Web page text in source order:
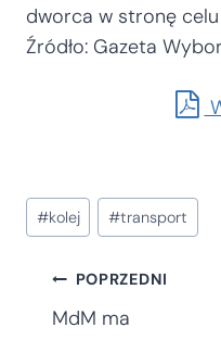
dworca w stronę
Źródło: Gazeta
Tagi
wpisu:
#kolej #transport
POPRZEDNI
MdM ma